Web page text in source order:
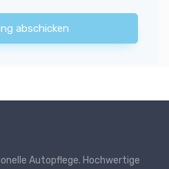
abschicken
Autopflege. Hochwertige